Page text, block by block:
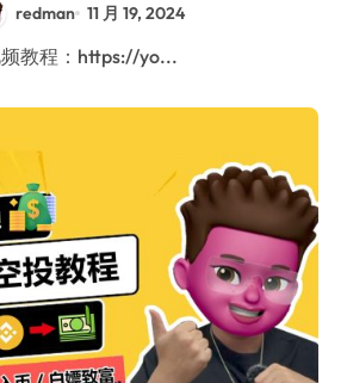
redman 11 月 19, 2024
视频教程：https://yo...